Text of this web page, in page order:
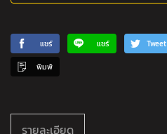
แชร์ แชร์ Tweet
พิมพ์
รายละเอียด